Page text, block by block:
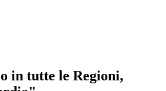
in tutte le Regioni,